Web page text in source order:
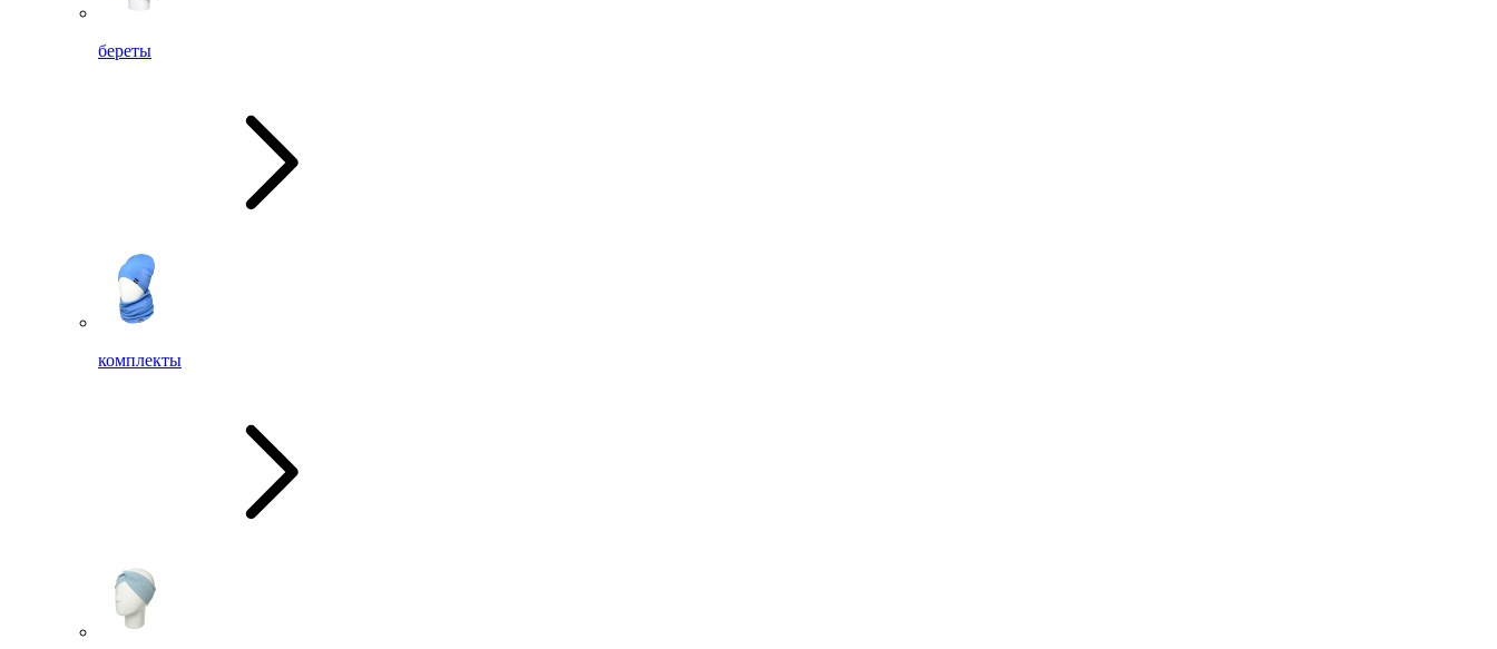
береты
комплекты